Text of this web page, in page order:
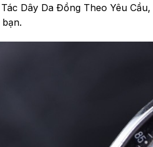
Dây Da Đồng Theo Yêu